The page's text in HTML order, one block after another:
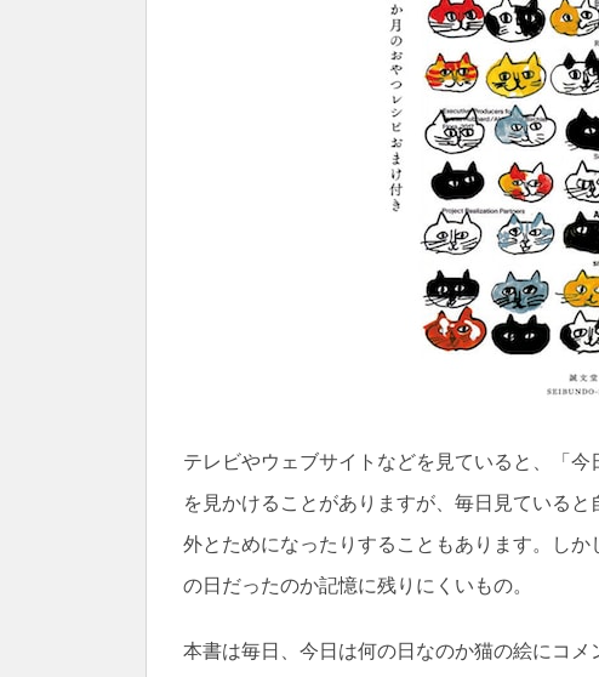
テレビやウェブサイトなどを見ていると、「
を見かけることがありますが、毎日見ている
外とためになったりすることもあります。し
の日だったのか記憶に残りにくいもの。
本書は毎日、今日は何の日なのか猫の絵にコ